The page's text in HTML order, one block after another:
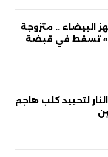
البيضاء .. متزوجة
تسقط في قبضة
لتحييد كلب هاجم